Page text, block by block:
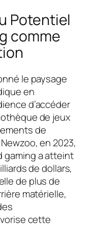
Potentiel
comme
le paysage
en
d’accéder
de jeux
de
en 2023,
gaming a atteint
de dollars,
de plus de
matérielle,
cette